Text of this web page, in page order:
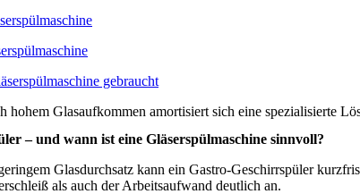
gebraucht
hohem Glasaufkommen amortisiert sich eine spezialisierte
– und wann ist eine Gläserspülmaschine sinnvoll?
Glasdurchsatz kann ein Gastro-Geschirrspüler
als auch der Arbeitsaufwand deutlich an.